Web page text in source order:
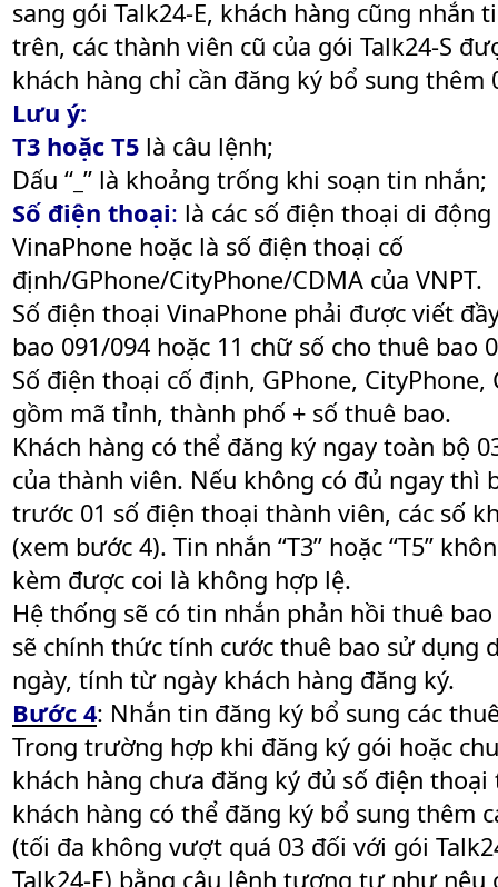
sang gói Talk24-E, khách hàng cũng nhắn
trên, các thành viên cũ của gói Talk24-S
khách hàng chỉ cần đăng ký bổ sung thêm
Lưu ý:
T3 hoặc T5 là câu lệnh;
Dấu “ ” là khoảng trống khi soạn tin nhắn;
Số điện thoại: là các số điện thoại di
VinaPhone hoặc là số điện thoại cố
định/GPhone/CityPhone/CDMA của VNPT.
Số điện thoại VinaPhone phải được viết
bao 091/094 hoặc 11 chữ số cho thuê bao
Số điện thoại cố định, GPhone, CityPhone,
gồm mã tỉnh, thành phố + số thuê bao.
Khách hàng có thể đăng ký ngay toàn bộ
của thành viên. Nếu không có đủ ngay thì
trước 01 số điện thoại thành viên, các số
(xem bước 4). Tin nhắn “T3” hoặc “T5”
kèm được coi là không hợp lệ.
Hệ thống sẽ có tin nhắn phản hồi thuê
sẽ chính thức tính cước thuê bao sử dụng
ngày, tính từ ngày khách hàng đăng ký.
Bước 4: Nhắn tin đăng ký bổ sung các
Trong trường hợp khi đăng ký gói hoặc
khách hàng chưa đăng ký đủ số điện
khách hàng có thể đăng ký bổ sung thêm
(tối đa không vượt quá 03 đối với gói
Talk24-E) bằng câu lệnh tương tự như nêu